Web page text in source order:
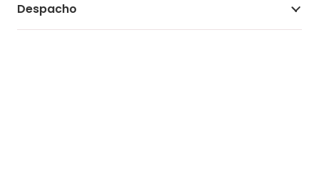
Despacho